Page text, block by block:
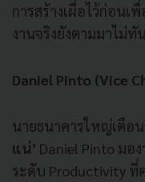
การสร้างเผื่อไว้ก่อนเ
งานจริงยังตามมาไม่ทัน
Daniel Pinto (Vice
นายธนาคารใหญ่เตือน
แน่’ Daniel Pinto มอ
ระดับ Productivity ที่